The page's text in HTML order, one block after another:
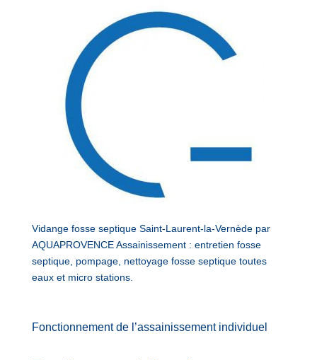
Vidange fosse septique Saint-Laurent-la-Vernède par
AQUAPROVENCE Assainissement : entretien fosse
septique, pompage, nettoyage fosse septique toutes
eaux et micro stations.
Fonctionnement de l’assainissement individuel